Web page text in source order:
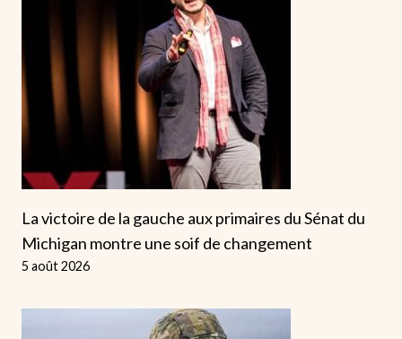
La victoire de la gauche aux primaires du Sénat du
Michigan montre une soif de changement
5 août 2026